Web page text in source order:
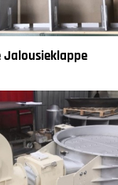
Jalousieklappe